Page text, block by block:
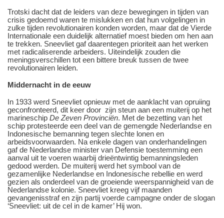
Trotski dacht dat de leiders van deze bewegingen in tijden van
crisis gedoemd waren te mislukken en dat hun volgelingen in
zulke tijden revolutionairen konden worden, maar dat de Vierde
Internationale een duidelijk alternatief moest bieden om hen aan
te trekken. Sneevliet gaf daarentegen prioriteit aan het werken
met radicaliserende arbeiders. Uiteindelijk zouden die
meningsverschillen tot een bittere breuk tussen de twee
revolutionairen leiden.
Middernacht in de eeuw
In 1933 werd Sneevliet opnieuw met de aanklacht van opruiing
geconfronteerd, dit keer door zijn steun aan een muiterij op het
marineschip De Zeven Provinciën. Met de bezetting van het
schip protesteerde een deel van de gemengde Nederlandse en
Indonesische bemanning tegen slechte lonen en
arbeidsvoorwaarden. Na enkele dagen van onderhandelingen
gaf de Nederlandse minister van Defensie toestemming een
aanval uit te voeren waarbij drieëntwintig bemanningsleden
gedood werden. De muiterij werd het symbool van de
gezamenlijke Nederlandse en Indonesische rebellie en werd
gezien als onderdeel van de groeiende weerspannigheid van de
Nederlandse kolonie. Sneevliet kreeg vijf maanden
gevangenisstraf en zijn partij voerde campagne onder de slogan
‘Sneevliet: uit de cel in de kamer’ Hij won.